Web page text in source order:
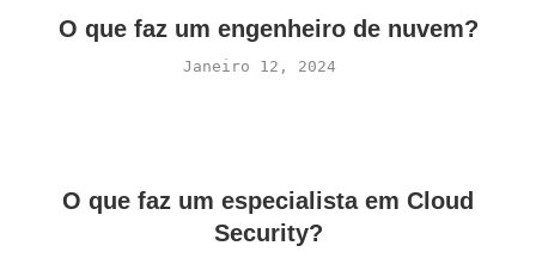
O que faz um engenheiro de nuvem?
Janeiro 12, 2024
O que faz um especialista em Cloud
Security?